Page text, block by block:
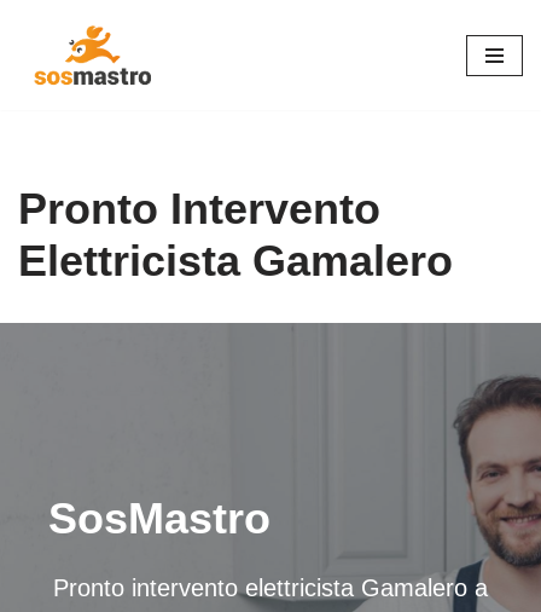
Pronto Intervento
Elettricista Gamalero
SosMastro
Pronto intervento elettricista Gamalero a